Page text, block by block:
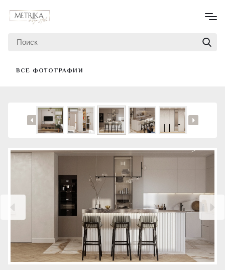
ВСЕ ФОТОГРАФИИ